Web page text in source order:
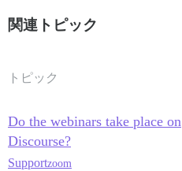
関連トピック
トピック
Do the webinars take place on
Discourse?
Supportzoom